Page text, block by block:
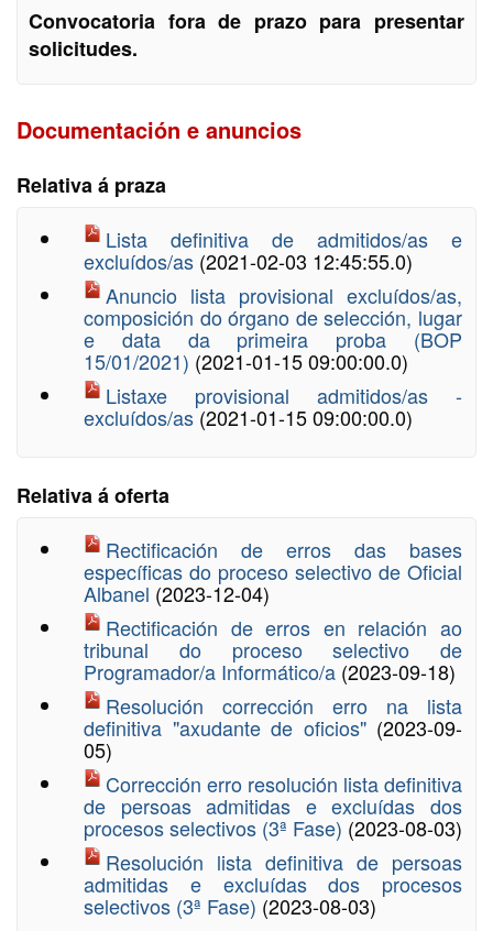
Convocatoria fora de prazo para presentar
solicitudes.
Documentación e anuncios
Relativa á praza
Lista definitiva de admitidos/as e
excluídos/as (2021-02-03 12:45:55.0)
Anuncio lista provisional excluídos/as,
composición do órgano de selección, lugar
e data da primeira proba (BOP
15/01/2021) (2021-01-15 09:00:00.0)
Listaxe provisional admitidos/as -
excluídos/as(2021-01-15 09:00:00.0)
Relativa á oferta
Rectificación de erros das bases
específicas do proceso selectivo de Oficial
Albanel (2023-12-04)
Rectificación de erros en relación ao
tribunal do proceso selectivo de
Programador/a Informático/a (2023-09-18)
Resolución corrección erro na lista
definitiva "axudante de oficios" (2023-09-
05)
Corrección erro resolución lista definitiva
de persoas admitidas e excluídas dos
procesos selectivos (3ª Fase) (2023-08-03)
Resolución lista definitiva de persoas
admitidas e excluídas dos procesos
selectivos (3ª Fase) (2023-08-03)